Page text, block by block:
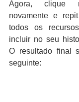
Agora, clique
novamente e
todos os
incluir no seu
O resultado final
seguinte: